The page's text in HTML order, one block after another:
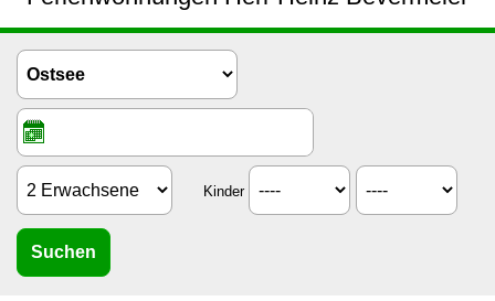
Kinder